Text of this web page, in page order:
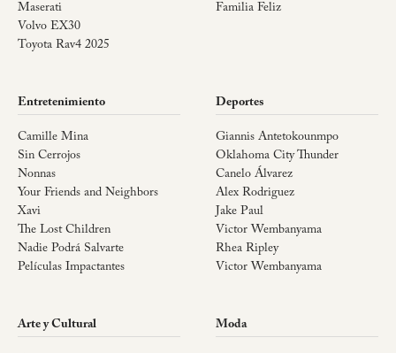
Maserati
Volvo EX30
Toyota Rav4 2025
Familia Feliz
Entretenimiento
Camille Mina
Sin Cerrojos
Nonnas
Your Friends and Neighbors
Xavi
The Lost Children
Nadie Podrá Salvarte
Películas Impactantes
Deportes
Giannis Antetokounmpo
Oklahoma City Thunder
Canelo Álvarez
Alex Rodriguez
Jake Paul
Victor Wembanyama
Rhea Ripley
Victor Wembanyama
Arte y Cultural Moda